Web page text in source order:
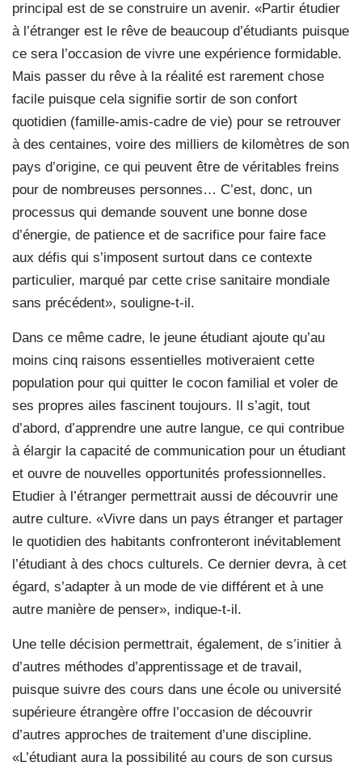
principal est de se construire un avenir. «Partir étudier
à l’étranger est le rêve de beaucoup d’étudiants puisque
ce sera l’occasion de vivre une expérience formidable.
Mais passer du rêve à la réalité est rarement chose
facile puisque cela signifie sortir de son confort
quotidien (famille-amis-cadre de vie) pour se retrouver
à des centaines, voire des milliers de kilomètres de son
pays d’origine, ce qui peuvent être de véritables freins
pour de nombreuses personnes… C’est, donc, un
processus qui demande souvent une bonne dose
d’énergie, de patience et de sacrifice pour faire face
aux défis qui s’imposent surtout dans ce contexte
particulier, marqué par cette crise sanitaire mondiale
sans précédent», souligne-t-il.
Dans ce même cadre, le jeune étudiant ajoute qu’au
moins cinq raisons essentielles motiveraient cette
population pour qui quitter le cocon familial et voler de
ses propres ailes fascinent toujours. Il s’agit, tout
d’abord, d’apprendre une autre langue, ce qui contribue
à élargir la capacité de communication pour un étudiant
et ouvre de nouvelles opportunités professionnelles.
Etudier à l’étranger permettrait aussi de découvrir une
autre culture. «Vivre dans un pays étranger et partager
le quotidien des habitants confronteront inévitablement
l’étudiant à des chocs culturels. Ce dernier devra, à cet
égard, s’adapter à un mode de vie différent et à une
autre manière de penser», indique-t-il.
Une telle décision permettrait, également, de s’initier à
d’autres méthodes d’apprentissage et de travail,
puisque suivre des cours dans une école ou université
supérieure étrangère offre l’occasion de découvrir
d’autres approches de traitement d’une discipline.
«L’étudiant aura la possibilité au cours de son cursus